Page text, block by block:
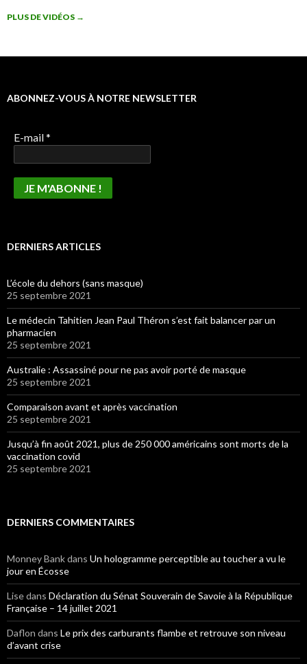
PLUS DE VIDÉOS →
ABONNEZ-VOUS À NOTRE NEWSLETTER
E-mail*
DERNIERS ARTICLES
L’école du dehors (sans masque)
25 septembre 2021
Le médecin Tahitien Jean Paul Théron s’est fait balancer par un
pharmacien
25 septembre 2021
Australie : Assassiné pour ne pas avoir porté de masque
25 septembre 2021
Comparaison avant et après vaccination
25 septembre 2021
Jusqu’à fin août 2021, plus de 250 000 américains sont morts de la
vaccination covid
25 septembre 2021
DERNIERS COMMENTAIRES
Monney Bankdans Un hologramme perceptible au toucher a vu le
jour en Écosse
Lisedans Déclaration du Sénat Souverain de Savoie à la République
Française – 14 juillet 2021
Daflon dans Le prix des carburants flambe et retrouve son niveau
d’avant crise